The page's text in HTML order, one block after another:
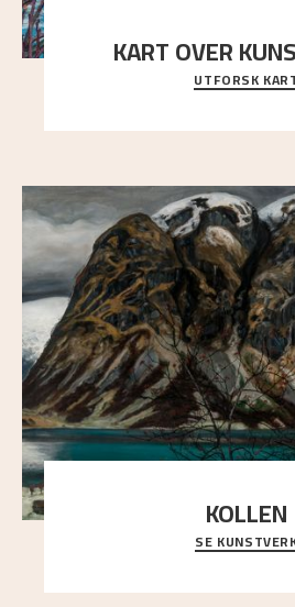
KART OVER
Utforsk stedene og utsiktene i
UTFORSK
KOLLEN
Et ruvende fjell dominerer
sterk kontrast til det spinkle
SE